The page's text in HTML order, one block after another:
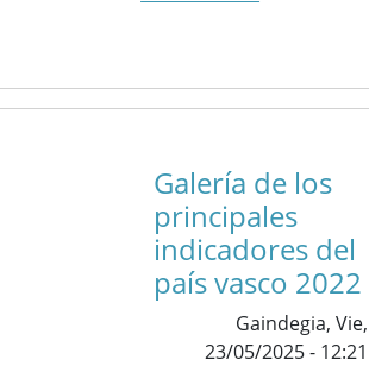
Galería de los
principales
indicadores del
país vasco 2022
Gaindegia, Vie,
23/05/2025 - 12:21